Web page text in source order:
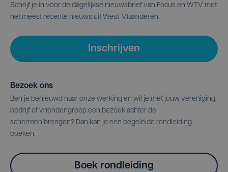
Schrijf je in voor de dagelijkse nieuwsbrief van Focus en WTV met
het meest recente nieuws uit West-Vlaanderen.
Inschrijven
Bezoek ons
Ben je benieuwd naar onze werking en wil je met jouw vereniging,
bedrijf of vriendengroep een bezoek achter de
schermen brengen? Dan kan je een begeleide rondleiding
boeken.
Boek rondleiding